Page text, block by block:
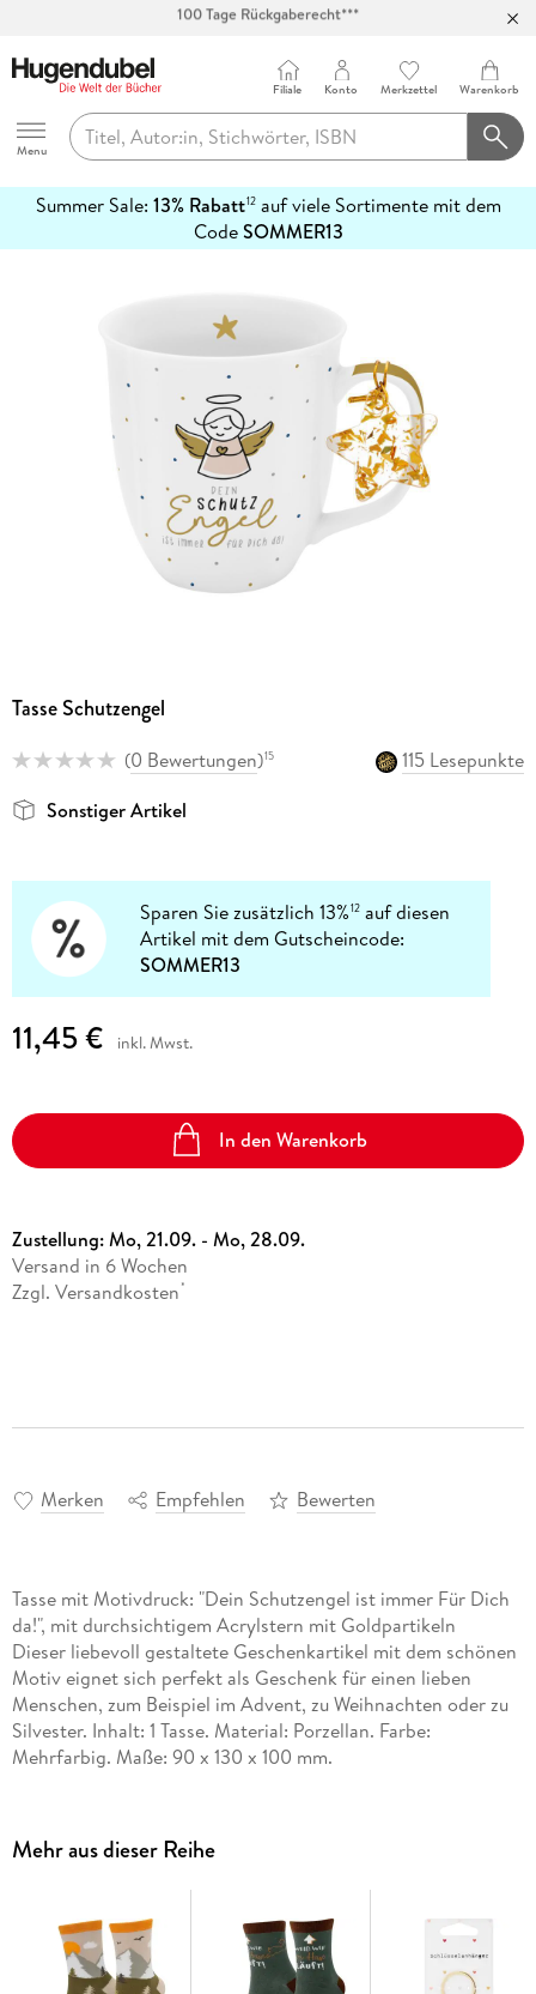
Abholung in über 100 Filialen
Hugendubel
Menu
Filiale Konto Merkzettel Warenkorb
Summer Sale: 13% Rabatt12auf viele Sortimente mit dem
CodeSOMMER13
erfahren
Tasse Schutzengel
(0 Bewertungen)15
115 Lesepunkte
Sonstiger Artikel
Sparen Sie zusätzlich 13%12 auf diesen
Artikel mit dem Gutscheincode:
SOMMER13
11,45 € inkl. Mwst.
In den Warenkorb
Zustellung:Mo, 21.09. - Mo, 28.09.
Versand in 6 Wochen
Zzgl. Versandkosten *
Merken Empfehlen Bewerten
Tasse mit Motivdruck: "Dein Schutzengel ist immer Für Dich
da!", mit durchsichtigem Acrylstern mit Goldpartikeln
Dieser liebevoll gestaltete Geschenkartikel mit dem schönen
Motiv eignet sich perfekt als Geschenk für einen lieben
Menschen, zum Beispiel im Advent, zu Weihnachten oder zu
Silvester. Inhalt: 1 Tasse. Material: Porzellan. Farbe:
Mehrfarbig. Maße: 90 x 130 x 100 mm.
Mehr aus dieser Reihe